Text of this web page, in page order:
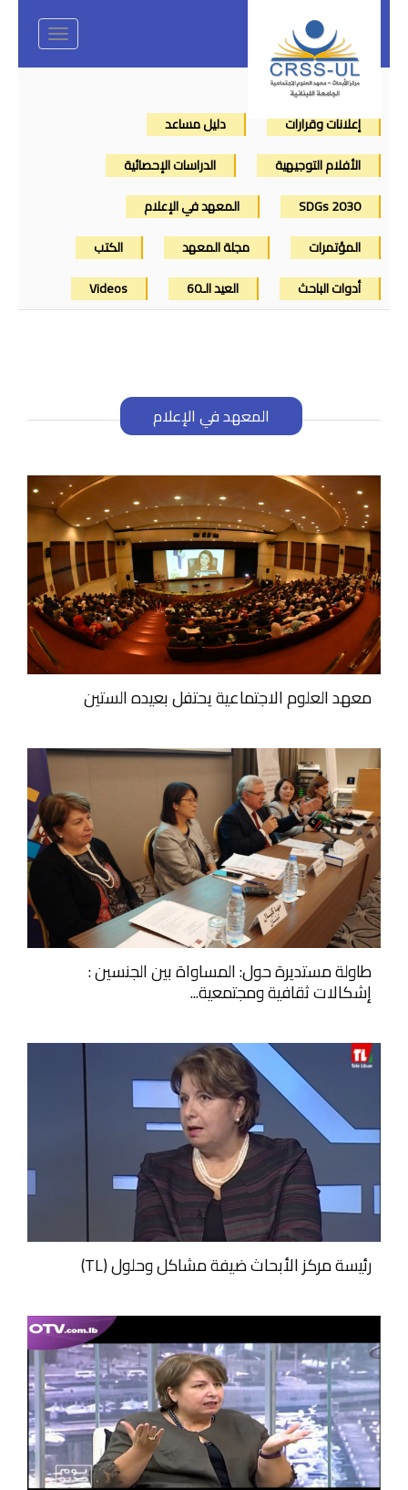
Toggle
navigation
إعلانات وقرارات
دليل مساعد
الأفلام التوجيهية
الدراسات الإحصائية
SDGs 2030
المعهد في الإعلام
المؤتمرات
مجلة المعهد
الكتب
أدوات الباحث
العيد الـ60 Videos
المعهد في الإعلام
معهد العلوم الاجتماعية يحتفل بعيده الستين
طاولة مستديرة حول: المساواة بين الجنسين :
إشكالات ثقافية ومجتمعية...
رئيسة مركز الأبحاث ضيفة مشاكل وحلول (TL)